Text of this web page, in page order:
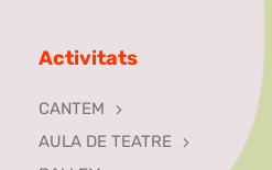
Activitats
CANTEM
AULA DE TEATRE